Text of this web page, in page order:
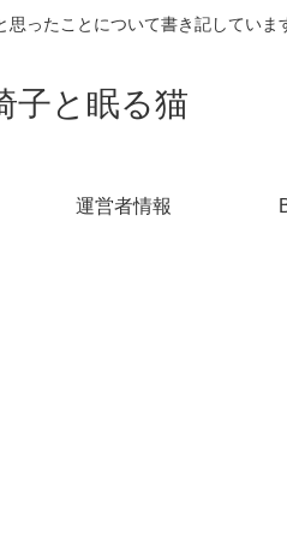
ったことについて書き記していま
子と眠る猫
運営者情報